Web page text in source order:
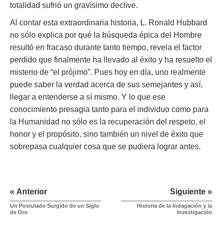
totalidad sufrió un gravísimo declive.
Al contar esta extraordinaria historia, L. Ronald Hubbard
no sólo explica por qué la búsqueda épica del Hombre
resultó en fracaso durante tanto tiempo, revela el factor
perdido que finalmente ha llevado al éxito y ha resuelto el
misterio de “el prójimo”. Pues hoy en día, uno realmente
puede saber la verdad acerca de sus semejantes y así,
llegar a entenderse a sí mismo. Y lo que ese
conocimiento presagia tanto para el individuo como para
la Humanidad no sólo es la recuperación del respeto, el
honor y el propósito, sino también un nivel de éxito que
sobrepasa cualquier cosa que se pudiera lograr antes.
« Anterior
Un Postulado Surgido de un Siglo
de Oro
Siguiente »
Historia de la Indagación y la
Investigación